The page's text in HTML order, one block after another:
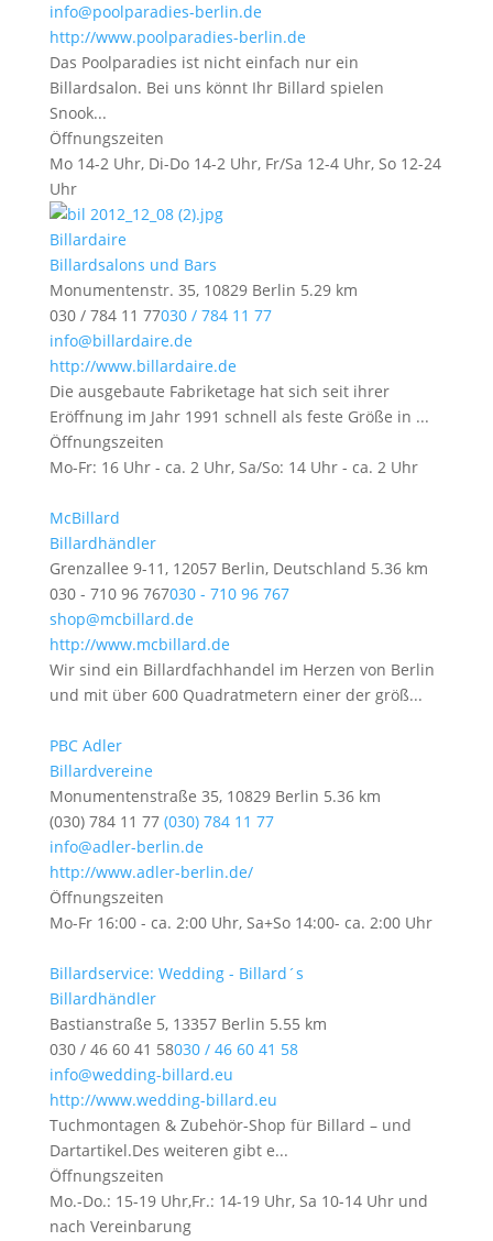
info@poolparadies-berlin.de
http://www.poolparadies-berlin.de
Das Poolparadies ist nicht einfach nur ein
Billardsalon. Bei uns könnt Ihr Billard spielen
Snook...
Öffnungszeiten
Mo 14-2 Uhr, Di-Do 14-2 Uhr, Fr/Sa 12-4 Uhr, So 12-24
Uhr
Billardaire
Billardsalons und Bars
Monumentenstr. 35, 10829 Berlin 5.29 km
030 / 784 11 77030 / 784 11 77
info@billardaire.de
http://www.billardaire.de
Die ausgebaute Fabriketage hat sich seit ihrer
Eröffnung im Jahr 1991 schnell als feste Größe in ...
Öffnungszeiten
Mo-Fr: 16 Uhr - ca. 2 Uhr, Sa/So: 14 Uhr - ca. 2 Uhr
McBillard
Billardhändler
Grenzallee 9-11, 12057 Berlin, Deutschland 5.36 km
030 - 710 96 767030 - 710 96 767
shop@mcbillard.de
http://www.mcbillard.de
Wir sind ein Billardfachhandel im Herzen von Berlin
und mit über 600 Quadratmetern einer der größ...
PBC Adler
Billardvereine
Monumentenstraße 35, 10829 Berlin 5.36 km
(030) 784 11 77 (030) 784 11 77
info@adler-berlin.de
http://www.adler-berlin.de/
Öffnungszeiten
Mo-Fr 16:00 - ca. 2:00 Uhr, Sa+So 14:00- ca. 2:00 Uhr
Billardservice: Wedding - Billard´s
Billardhändler
Bastianstraße 5, 13357 Berlin 5.55 km
030 / 46 60 41 58030 / 46 60 41 58
info@wedding-billard.eu
http://www.wedding-billard.eu
Tuchmontagen & Zubehör-Shop für Billard – und
Dartartikel.Des weiteren gibt e...
Öffnungszeiten
Mo.-Do.: 15-19 Uhr,Fr.: 14-19 Uhr, Sa 10-14 Uhr und
nach Vereinbarung